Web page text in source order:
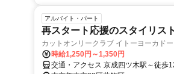
アルバイト・パート
再スタート応援のスタイリス
カットオンリークラブ イトーヨーカド
時給1,250円～1,350円
交通・アクセス 京成四ツ木駅～徒歩